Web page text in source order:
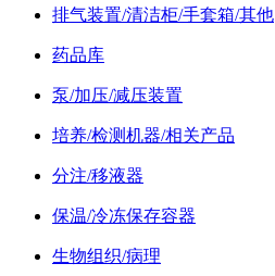
排气装置/清洁柜/手套箱/其他
药品库
泵/加压/减压装置
培养/检测机器/相关产品
分注/移液器
保温/冷冻保存容器
生物组织/病理